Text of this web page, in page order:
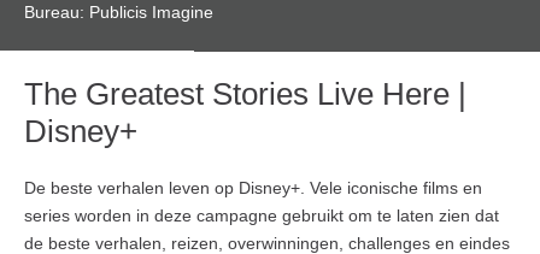
Bureau: Publicis Imagine
The Greatest Stories Live Here |
Disney+
De beste verhalen leven op Disney+. Vele iconische films en
series worden in deze campagne gebruikt om te laten zien dat
de beste verhalen, reizen, overwinningen, challenges en eindes